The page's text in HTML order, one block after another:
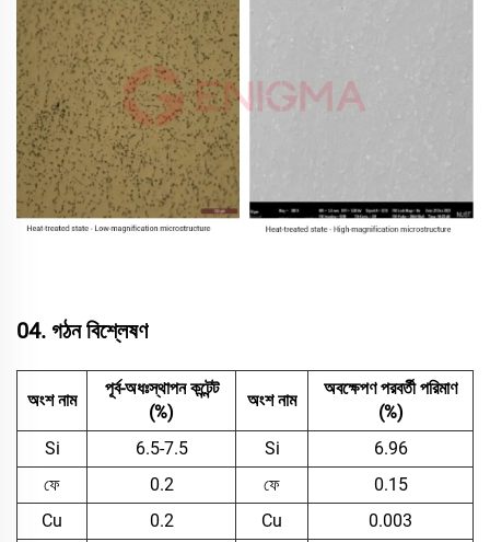
04. গঠন বিশ্লেষণ
অংশ নাম
পূর্ব-অধঃস্থাপন কন্টেন্ট
(%)
অংশ নাম
অবক্ষেপণ পরবর্তী পরিমাণ
(%)
Si
6.5-7.5 Si
6.96
ফে
0.2 ফে
0.15
Cu
0.2 Cu 0.003